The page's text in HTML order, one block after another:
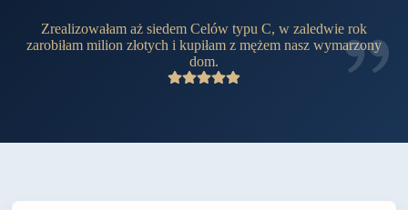
Zrealizowałam aż siedem Celów typu C, w zaledwie rok
zarobiłam milion złotych i kupiłam z mężem nasz wymarzony
dom.